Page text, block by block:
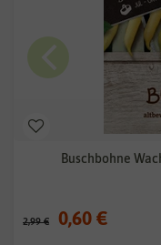
Buschbohne
2,99 € 0,60 €